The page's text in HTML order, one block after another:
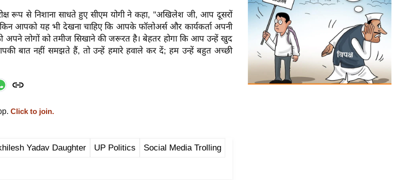
रूप से निशाना साधते हुए सीएम योगी ने कहा, "अखिलेश जी, आप दूसरों
आपको यह भी देखना चाहिए कि आपके फॉलोअर्स और कार्यकर्ता अपनी
अपने लोगों को तमीज सिखाने की जरूरत है। बेहतर होगा कि आप उन्हें खुद
बात नहीं समझते हैं, तो उन्हें हमारे हवाले कर दें; हम उन्हें बहुत अच्छी
Click to join.
Yadav Daughter UP Politics Social Media Trolling